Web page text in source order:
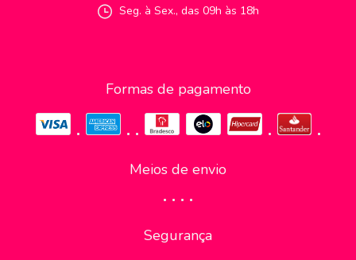
Seg. à Sex., das 09h às 18h
Formas de pagamento
Meios de envio